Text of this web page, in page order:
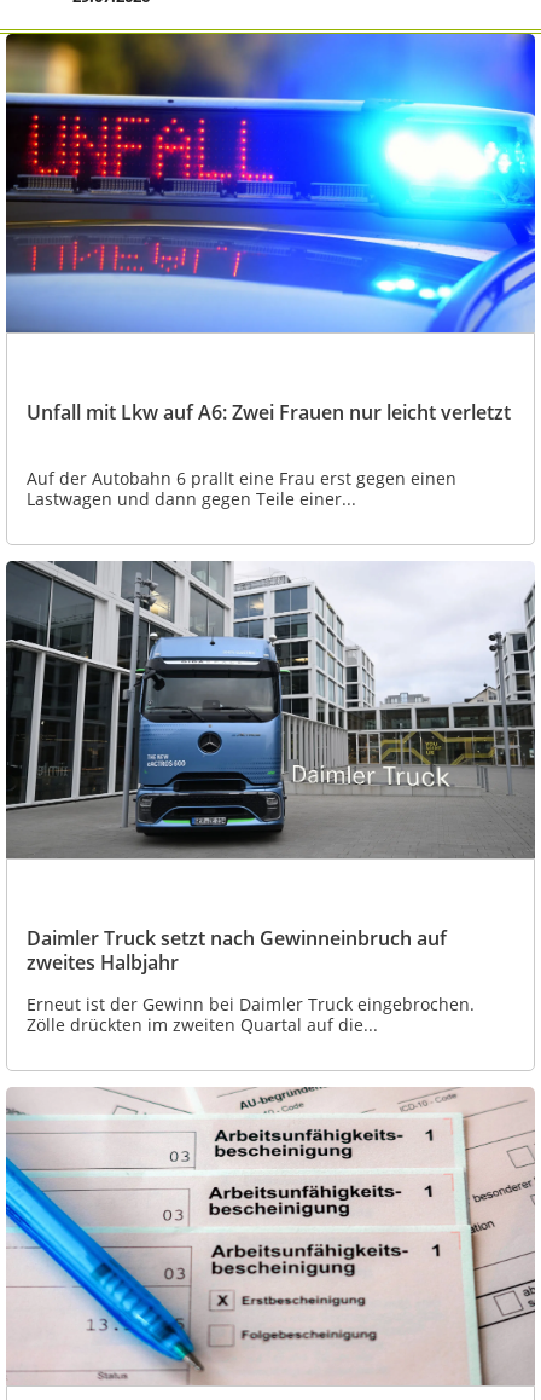
Unfall mit Lkw auf A6: Zwei Frauen nur leicht verletzt
Auf der Autobahn 6 prallt eine Frau erst gegen einen
Lastwagen und dann gegen Teile einer...
Daimler Truck setzt nach Gewinneinbruch auf
zweites Halbjahr
Erneut ist der Gewinn bei Daimler Truck eingebrochen.
Zölle drückten im zweiten Quartal auf die...